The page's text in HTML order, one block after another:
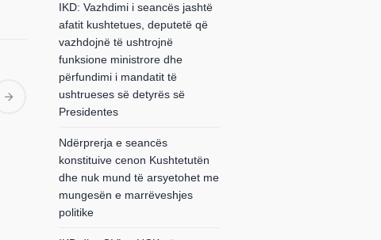
IKD: Vazhdimi i seancës jashtë
afatit kushtetues, deputetë që
vazhdojnë të ushtrojnë
funksione ministrore dhe
përfundimi i mandatit të
ushtrueses së detyrës së
Presidentes
Ndërprerja e seancës
konstituive cenon Kushtetutën
dhe nuk mund të arsyetohet me
mungesën e marrëveshjes
politike